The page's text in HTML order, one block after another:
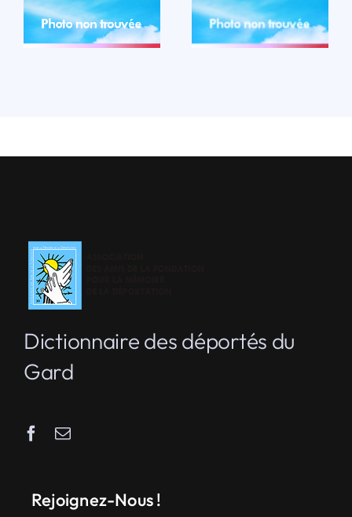
LIRE LA BIO
Dictionnaire des déportés du
Gard
Rejoignez-Nous !